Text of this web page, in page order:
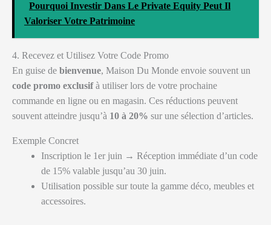
Pourquoi Investir Dans Le Private Equity Peut Il
Valoriser Votre Patrimoine
4. Recevez et Utilisez Votre Code Promo
En guise de bienvenue, Maison Du Monde envoie souvent un
code promo exclusifà utiliser lors de votre prochaine
commande en ligne ou en magasin. Ces réductions peuvent
souvent atteindre jusqu’à 10 à 20% sur une sélection d’articles.
Exemple Concret
Inscription le 1er juin → Réception immédiate d’un code
de 15% valable jusqu’au 30 juin.
Utilisation possible sur toute la gamme déco, meubles et
accessoires.